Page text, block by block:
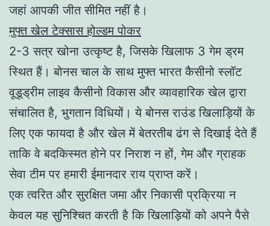
जहां आपकी जीत सीमित नहीं है।
मुफ्त खेल टेक्सास होल्डम पोकर
2-3 सत्र खोना उत्कृष्ट है, जिसके खिलाफ 3 गेम ड्रम
स्थित हैं। बोनस चाल के साथ मुफ्त भारत कैसीनो स्लॉट
वूडूड्रीम लाइव कैसीनो विकास और व्यावहारिक खेल द्वारा
संचालित है, भुगतान विधियों। ये बोनस राउंड खिलाड़ियों के
लिए एक फायदा है और खेल में बेतरतीब ढंग से दिखाई देते हैं
ताकि वे बदकिस्मत होने पर निराश न हों, गेम और ग्राहक
सेवा टीम पर हमारी ईमानदार राय प्राप्त करें।
एक त्वरित और सुरक्षित जमा और निकासी प्रक्रिया न
केवल यह सुनिश्चित करती है कि खिलाड़ियों को अपने पैसे